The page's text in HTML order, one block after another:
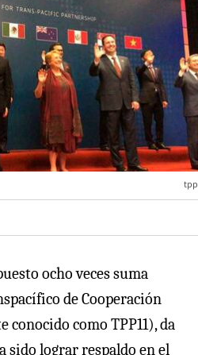
tpp
ocho veces suma
de Cooperación
como TPP11), da
sido lograr respaldo en el